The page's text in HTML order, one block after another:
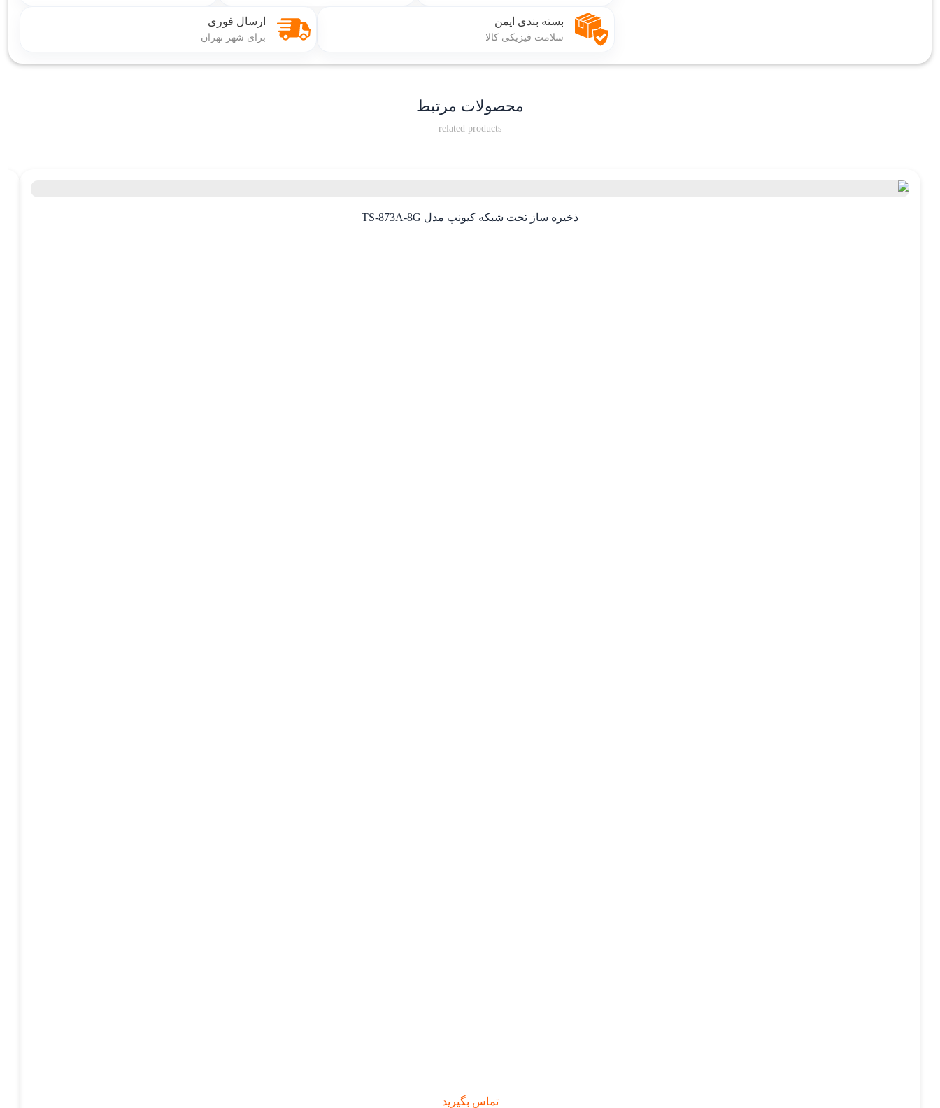
بسته بندی ایمن
سلامت فیزیکی کالا
ارسال فوری
برای شهر تهران
محصولات مرتبط
related products
ذخیره ساز تحت شبکه کیونپ مدل TS-873A-8G
تماس بگیرید